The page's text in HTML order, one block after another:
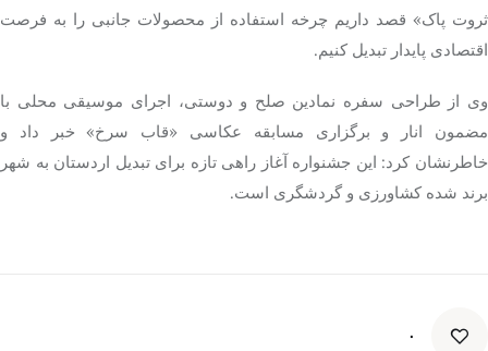
ثروت پاک» قصد داریم چرخه استفاده از محصولات جانبی را به فرصت
اقتصادی پایدار تبدیل کنیم.
وی از طراحی سفره نمادین صلح و دوستی، اجرای موسیقی محلی با
مضمون انار و برگزاری مسابقه عکاسی «قاب سرخ» خبر داد و
خاطرنشان کرد: این جشنواره آغاز راهی تازه برای تبدیل اردستان به شهر
برند شده کشاورزی و گردشگری است.
۰